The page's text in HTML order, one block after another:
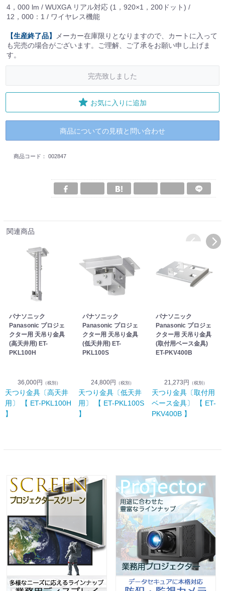
4，000 lm / WUXGA リアル対応 (1，920×1，200ドット) /
12，000：1 / ワイヤレス機能
【生産終了品】
メーカー在庫限りとなりますので、カートに入って
も完売の場合がございます。ご理解、ご了承をお願い申し上げま
す。
完売致しました
お気に入りに追加
商品についての見積と問い合わせ
商品コード： 002847
関連商品
パナソニック
Panasonic プロジェ
クター用 天吊り金具
(高天井用) ET-
PKL100H
36,000円 （税別）
天つり金具〔高天井
用〕 【 ET-PKL100H
】
パナソニック
Panasonic プロジェ
クター用 天吊り金具
(低天井用) ET-
PKL100S
24,800円 （税別）
天つり金具〔低天井
用〕 【 ET-PKL100S
】
パナソニック
Panasonic プロジェ
クター用 天吊り金具
(取付用ベース金具)
ET-PKV400B
21,273円 （税別）
天つり金具〔取付用
ベース金具〕 【 ET-
PKV400B 】